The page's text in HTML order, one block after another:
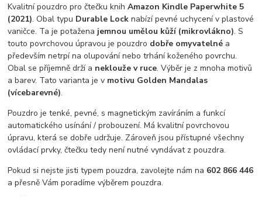
Kvalitní pouzdro pro čtečku knihAmazon Kindle Paperwhite 5
(2021). Obal typu Durable Locknabízí pevné uchycení v plastové
vaničce. Ta je potažena jemnou umělou kůží (mikrovlákno). S
touto povrchovou úpravou je pouzdro dobře omyvatelné a
především netrpí na olupování nebo trhání koženého povrchu.
Obal se příjemně drží a neklouže v ruce. Výběr je z mnoha motivů
a barev. Tato varianta je v motivu Golden Mandalas
(vícebarevné).
Pouzdro je tenké, pevné, s magnetickým zavíráním a funkcí
automatického usínání / probouzení. Má kvalitní povrchovou
úpravu, která se dobře udržuje. Zároveň jsou přístupné všechny
ovládací prvky, čtečku tedy není nutné vyndávat z pouzdra.
Pokud si nejste jisti typem pouzdra, zavolejte nám na 602 866 446
a přesně Vám poradíme výběrem pouzdra.